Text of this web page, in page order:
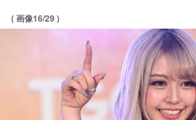
( 画像16/29 )